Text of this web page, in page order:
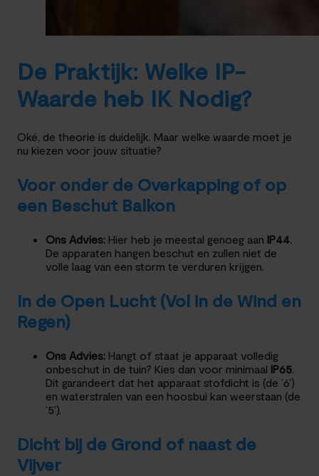
De Praktijk: Welke IP-
Waarde heb IK Nodig?
Oké, de theorie is duidelijk. Maar welke waarde moet je
nu kiezen voor jouw situatie?
Voor onder de Overkapping of op
een Beschut Balkon
Ons Advies: Hier heb je meestal genoeg aan IP44.
De apparaten hangen beschut en zullen niet de
volle laag van een storm te verduren krijgen.
In de Open Lucht (Vol in de Wind en
Regen)
Ons Advies: Hangt of staat je apparaat volledig
onbeschut in de tuin? Kies dan voor minimaal IP65.
Dit garandeert dat het apparaat stofdicht is (de ‘6’)
en waterstralen van een hoosbui kan weerstaan (de
‘5’).
Dicht bij de Grond of naast de
Vijver